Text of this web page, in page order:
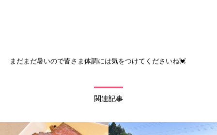
まだまだ暑いので皆さま体調には気をつけてくださいね💓
関連記事